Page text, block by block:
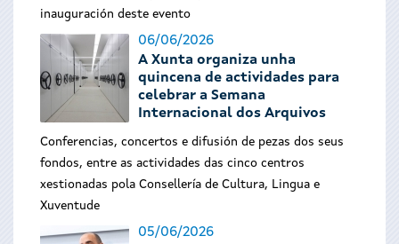
inauguración deste evento
06/06/2026
A Xunta organiza unha
quincena de actividades para
celebrar a Semana
Internacional dos Arquivos
Conferencias, concertos e difusión de pezas dos seus
fondos, entre as actividades das cinco centros
xestionadas pola Consellería de Cultura, Lingua e
Xuventude
05/06/2026